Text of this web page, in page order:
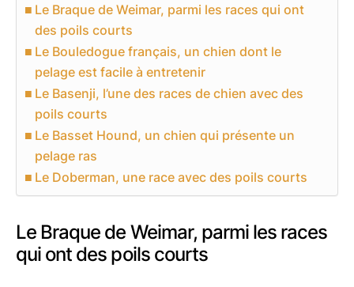
Le Braque de Weimar, parmi les races qui ont
des poils courts
Le Bouledogue français, un chien dont le
pelage est facile à entretenir
Le Basenji, l’une des races de chien avec des
poils courts
Le Basset Hound, un chien qui présente un
pelage ras
Le Doberman, une race avec des poils courts
Le Braque de Weimar, parmi les races
qui ont des poils courts